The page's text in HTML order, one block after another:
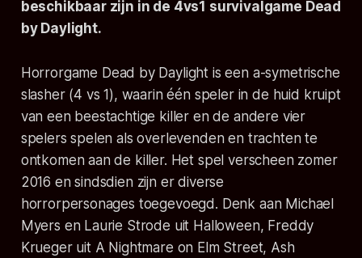
beschikbaar zijn in de 4vs1 survivalgame Dead
by Daylight.
Horrorgame Dead by Daylight is een a-symetrische
slasher (4 vs 1), waarin één speler in de huid kruipt
van een beestachtige killer en de andere vier
spelers spelen als overlevenden en trachten te
ontkomen aan de killer. Het spel verscheen zomer
2016 en sindsdien zijn er diverse
horrorpersonages toegevoegd. Denk aan Michael
Myers en Laurie Strode uit Halloween, Freddy
Krueger uit A Nightmare on Elm Street, Ash